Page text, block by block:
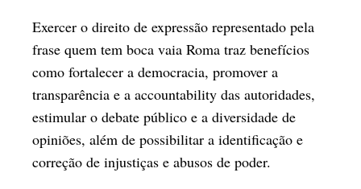
Exercer o direito de expressão representado pela
frase quem tem boca vaia Roma traz benefícios
como fortalecer a democracia, promover a
transparência e a accountability das autoridades,
estimular o debate público e a diversidade de
opiniões, além de possibilitar a identificação e
correção de injustiças e abusos de poder.